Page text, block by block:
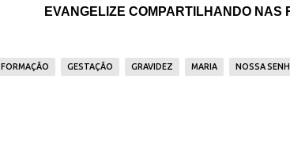
EVANGELIZE COMPARTILHANDO NAS
FORMAÇÃO GESTAÇÃO GRAVIDEZ MARIA NOSSA